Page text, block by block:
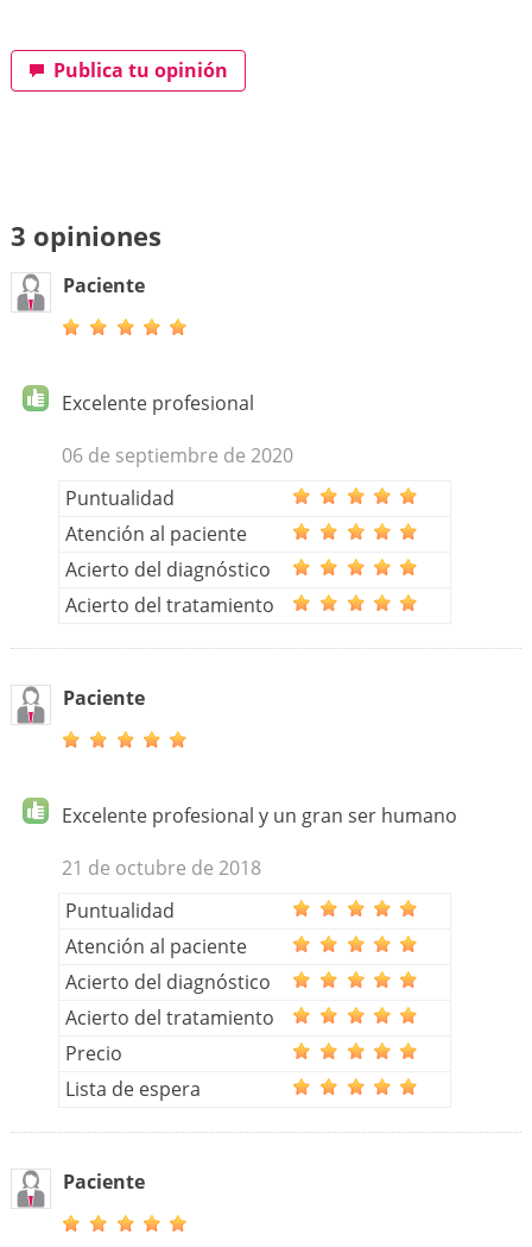
Publica tu opinión
3 opiniones
Paciente
Excelente profesional
06 de septiembre de 2020
Puntualidad
Atención al paciente
Acierto del diagnóstico
Acierto del tratamiento
Paciente
Excelente profesional y un gran ser humano
21 de octubre de 2018
Puntualidad
Atención al paciente
Acierto del diagnóstico
Acierto del tratamiento
Precio
Lista de espera
Paciente